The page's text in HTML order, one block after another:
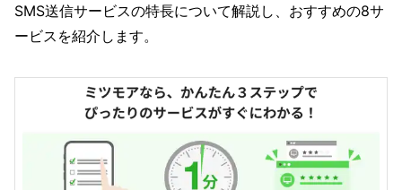
SMS送信サービスの特長について解説し、おすすめの8サ
ービスを紹介します。